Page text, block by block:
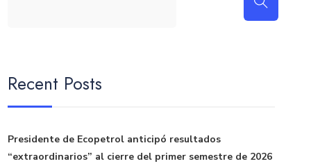
Recent Posts
Presidente de Ecopetrol anticipó resultados
“extraordinarios” al cierre del primer semestre de 2026